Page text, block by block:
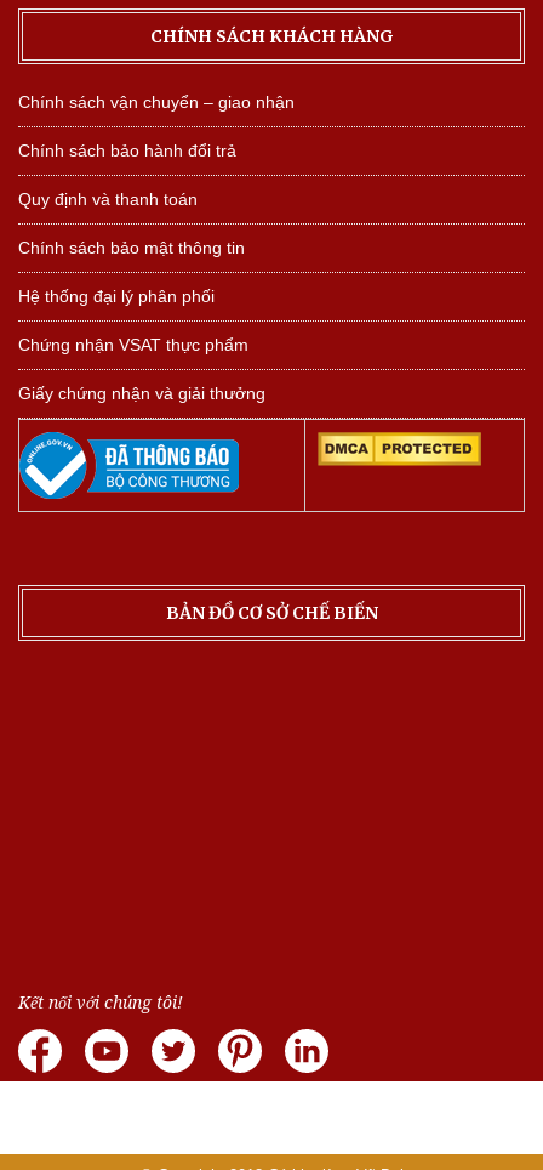
CHÍNH SÁCH KHÁCH HÀNG
Chính sách vận chuyển – giao nhận
Chính sách bảo hành đổi trả
Quy định và thanh toán
Chính sách bảo mật thông tin
Hệ thống đại lý phân phối
Chứng nhận VSAT thực phẩm
Giấy chứng nhận và giải thưởng
BẢN ĐỒ CƠ SỞ CHẾ BIẾN
Kết nối với chúng tôi!